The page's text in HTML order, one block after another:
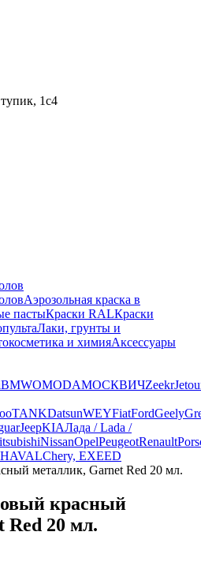
1с4
Аэрозольная краска в
пастыКраски RALКраски
Лаки, грунты и
и химияАксессуары
BMWOMODAМОСКВИЧZeekr
TANKDatsunWEYFiatFordGeely
JeepKIAЛада / Lada /
NissanOpelPeugeotRenault
HAVALChery, EXEED
металлик, Garnet Red 20 мл.
красный
Red 20 мл.